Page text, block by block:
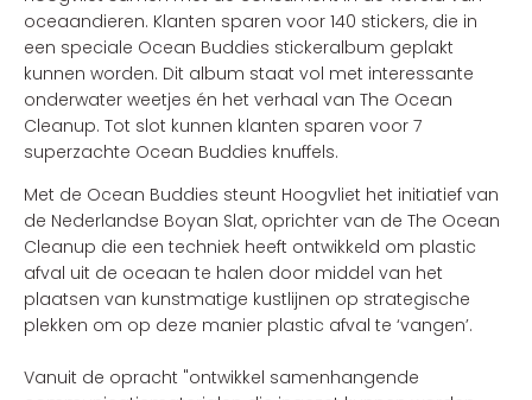
oceaandieren. Klanten sparen voor 140 stickers, die in
een speciale Ocean Buddies stickeralbum geplakt
kunnen worden. Dit album staat vol met interessante
onderwater weetjes én het verhaal van The Ocean
Cleanup. Tot slot kunnen klanten sparen voor 7
superzachte Ocean Buddies knuffels.
Met de Ocean Buddies steunt Hoogvliet het initiatief van
de Nederlandse Boyan Slat, oprichter van de The Ocean
Cleanup die een techniek heeft ontwikkeld om plastic
afval uit de oceaan te halen door middel van het
plaatsen van kunstmatige kustlijnen op strategische
plekken om op deze manier plastic afval te ‘vangen’.
Vanuit de opracht "ontwikkel samenhangende